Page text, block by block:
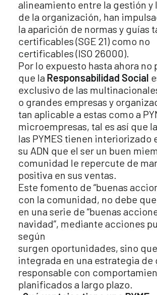
alineamiento entre la gestión y
de la organización, han
la aparición de normas y guías
certificables (SGE 21) como no
certificables (ISO 26000).
Por lo expuesto hasta ahora no
que la Responsabilidad Social
exclusivo de las
o grandes empresas y
tan aplicable a estas como a
microempresas, tal es así que
las PYMES tienen interiorizado
su ADN que el ser un buen
comunidad le repercute de
positiva en sus ventas.
Este fomento de “buenas
con la comunidad, no debe
en una serie de “buenas
navidad”, mediante acciones
según
surgen oportunidades, sino
integrada en una estrategia de
responsable con
planificados a largo plazo.